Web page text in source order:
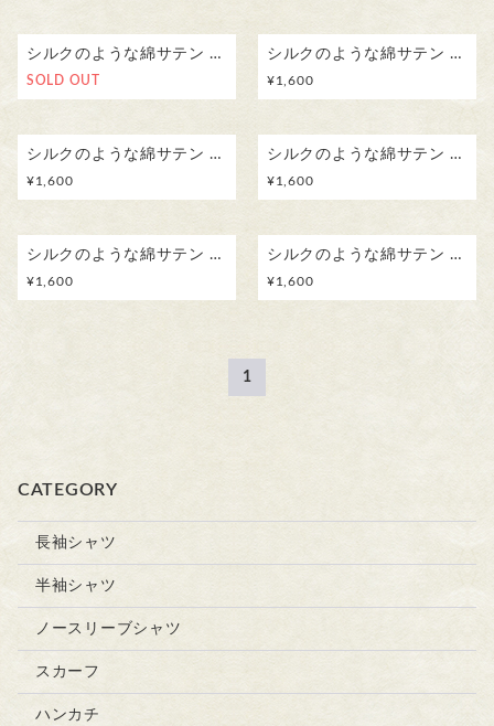
シルクのような綿サテン ふんわりハンカチスカーフ 草花模様／ キツネノマゴ ボタニカル
SOLD OUT
シルクのような綿サテン ふんわりハンカチスカーフ 草花模様／ ドクダミ ボタニカル
¥1,600
シルクのような綿サテン ふんわりハンカチスカーフ 草花模様／ アザミ ボタニカル
¥1,600
シルクのような綿サテン ふんわりハンカチスカーフ 草花模様／ ユキノシタ ボタニカル
¥1,600
シルクのような綿サテン ふんわりハンカチスカーフ 草花模様/ カタバミ ボタニカル
¥1,600
シルクのような綿サテン ふんわりハンカチスカーフ 草花模様/ ヤブジラミ ボタニカル
¥1,600
1
CATEGORY
長袖シャツ
半袖シャツ
ノースリーブシャツ
スカーフ
ハンカチ